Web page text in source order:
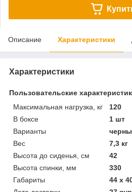
Описание Характеристики
Характеристики
Пользовательские
Maксимальная нагрузка, кг
120
В боксе
1 шт
Варианты
Вес
7,3 кг
Высота до сиденья, см
42
Высота спинки, мм
330
Габариты
44 x